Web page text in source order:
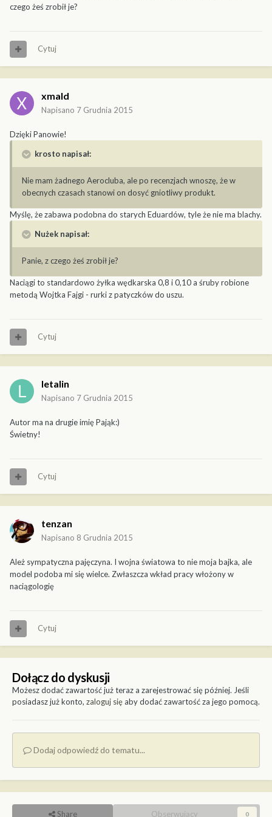
czego żeś zrobił je?
Cytuj
xmald
Napisano 7 Grudnia 2015
Dzięki Panowie!
krosto napisał:
Nie mam żadnego Aerocluba, ale po recenzjach wnoszę, że w
obecnych czasach stanowi on dosyć gniotliwy produkt.
Myślę, że zabawa podobna do starych Eduardów, tyle że nie ma blachy.
Nużek napisał:
Panie, z czego żeś zrobił je?
Naciągi to standardowo żyłka wędkarska 0,8 i 0,10 a śruby robione
metodą Wojtka Fajgi - rurki z patyczków do uszu.
Cytuj
letalin
Napisano 7 Grudnia 2015
Autor ma na drugie imię Pająk:)
Świetny!
Cytuj
tenzan
Napisano 8 Grudnia 2015
Ależ sympatyczna pajęczyna. I wojna światowa to nie moja bajka, ale
model podoba mi się wielce. Zwłaszcza wkład pracy włożony w
naciągologię
Cytuj
Dołącz do dyskusji
Możesz dodać zawartość już teraz a zarejestrować się później. Jeśli
posiadasz już konto, zaloguj sięaby dodać zawartość za jego pomocą.
Dodaj odpowiedź do tematu...
Share Obserwujący 0